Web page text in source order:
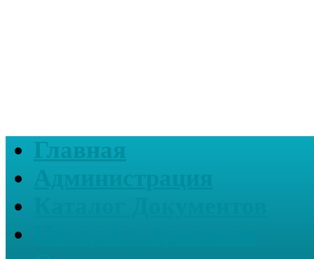
Главная